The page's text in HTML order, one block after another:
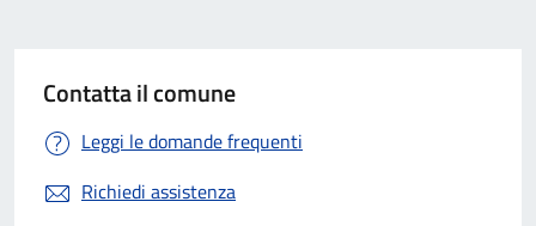
Contatta il comune
Leggi le domande frequenti
Richiedi assistenza